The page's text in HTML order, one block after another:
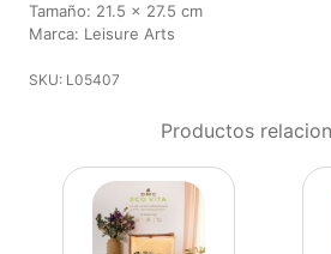
Diseños
Bordar
Tamaño: 21.5 x 27.5 cm
Marca: Leisure Arts
SKU: L05407
Productos